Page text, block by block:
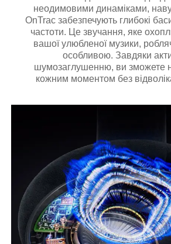
неодимовими динаміками,
OnTrac забезпечують глибокі
частоти. Це звучання, яке
вашої улюбленої музики,
особливою. Завдяки
шумозаглушенню, ви зможете
кожним моментом без